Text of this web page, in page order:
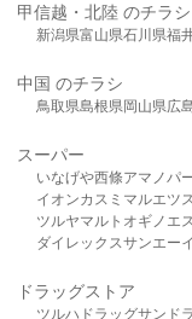
甲信越・北陸 のチラシ
新潟県富山県石川県福
中国 のチラシ
鳥取県島根県岡山県広
スーパー
いなげや西條アマノパ
イオンカスミ マルエツ
ツルヤマルト オギノ エ
ダイレックスサンエー
ドラッグストア
ツルハドラッグサンド